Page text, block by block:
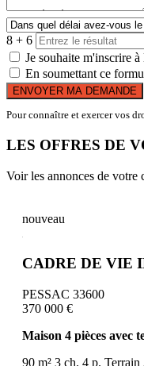
8 + 6
Je souhaite m'inscrire à
En soumettant ce
ENVOYER MA DEMANDE
Pour connaître et exercer vos
LES OFFRES DE
Voir les annonces de votre
nouveau
CADRE DE VIE
PESSAC 33600
370 000 €
Maison 4 pièces avec
90 m² 3 ch. 4 p. Terrain